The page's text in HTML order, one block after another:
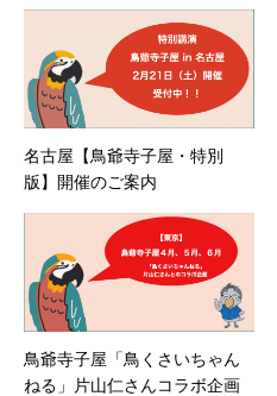
名古屋【鳥爺寺子屋・特別
版】開催のご案内
鳥爺寺子屋「鳥くさいちゃん
ねる」片山仁さんコラボ企画